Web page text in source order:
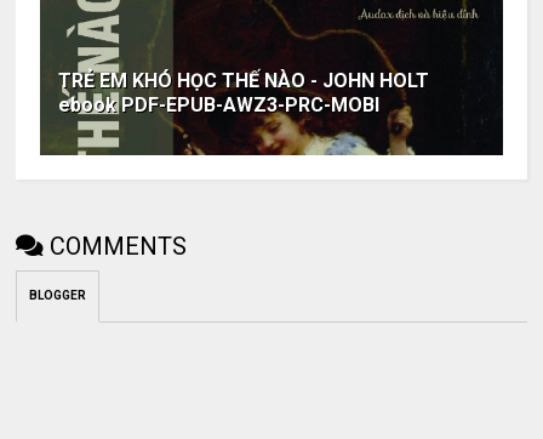
TRẺ EM KHÓ HỌC THẾ NÀO - JOHN HOLT
ebook PDF-EPUB-AWZ3-PRC-MOBI
COMMENTS
BLOGGER